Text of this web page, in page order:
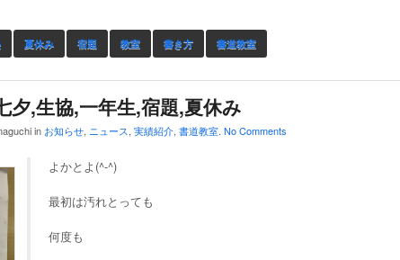
夏休み 宿題 教室 書き方 書道教室
夕,生協,一年生,宿題,夏休み
in お知らせ, ニュース, 実績紹介, 書道教室. No Comments
よかとよ(^-^)
最初は汚れとっても
何度も